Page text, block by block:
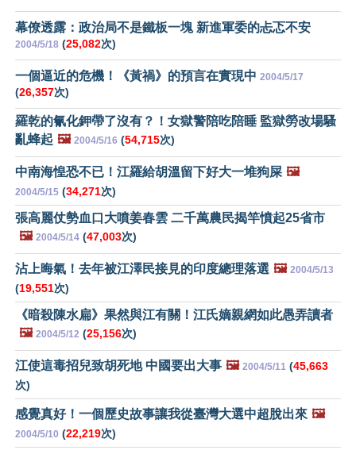
幕僚透露：政治局不是鐵板一塊 新進軍委的忐忑不安
2004/5/18 (25,082次)
一個逼近的危機！《黃禍》的預言在實現中 2004/5/17
(26,357次)
羅乾的氰化鉀帶了沒有？！女獄警陪吃陪睡 監獄勞改場騷
亂蜂起 🖼️ 2004/5/16 (54,715次)
中南海惶恐不已！江羅給胡溫留下好大一堆狗屎 🖼️
2004/5/15 (34,271次)
張高麗仗勢血口大噴姜春雲 二千萬農民揭竿憤起25省市
🖼️ 2004/5/14 (47,003次)
沾上晦氣！去年被江澤民接見的印度總理落選 🖼️ 2004/5/13
(19,551次)
《暗殺陳水扁》果然與江有關！江氏嫡親網如此愚弄讀者
🖼️ 2004/5/12 (25,156次)
江使這毒招兒致胡死地 中國要出大事 🖼️ 2004/5/11 (45,663
次)
感覺真好！一個歷史故事讓我從臺灣大選中超脫出來 🖼️
2004/5/10 (22,219次)